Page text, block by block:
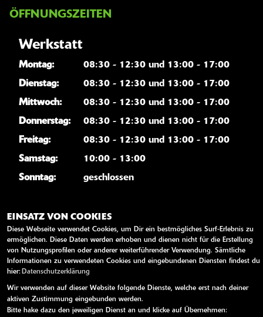
ÖFFNUNGSZEITEN
Werkstatt
Montag:
08:30 - 12:30 und 13:00 - 17:00
Dienstag:
08:30 - 12:30 und 13:00 - 17:00
Mittwoch:
08:30 - 12:30 und 13:00 - 17:00
Donnerstag:
08:30 - 12:30 und 13:00 - 17:00
Freitag:
08:30 - 12:30 und 13:00 - 17:00
Samstag:
10:00 - 13:00
Sonntag:
geschlossen
WEITERE LINKS
Kawasaki News
Kawasaki Handbücher
Kawasaki Bekleidung
Kawasaki Merchandise
EINSATZ VON COOKIES
Diese Webseite verwendet Cookies, um Dir ein bestmögliches Surf-Erlebnis zu
ermöglichen. Diese Daten werden erhoben und dienen nicht für die Erstellung
von Nutzungsprofilen oder anderer weiterführender Verwendung. Sämtliche
Informationen zu verwendeten Cookies und eingebundenen Diensten findest du
hier: Datenschutzerklärung
Wir verwenden auf dieser Website folgende Dienste, welche erst nach deiner
aktiven Zustimmung eingebunden werden.
Bitte hake dazu den jeweiligen Dienst an und klicke auf Übernehmen: